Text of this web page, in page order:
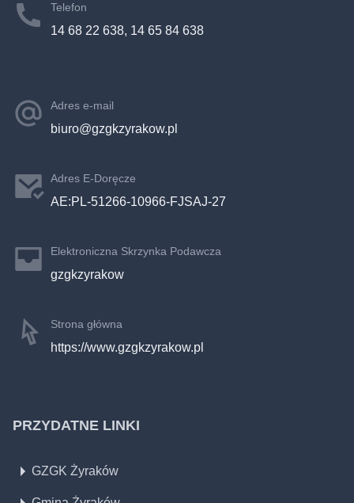
Telefon
14 68 22 638, 14 65 84 638
Adres e-mail
biuro@gzgkzyrakow.pl
Adres E-Doręcze
AE:PL-51266-10966-FJSAJ-27
Elektroniczna Skrzynka Podawcza
gzgkzyrakow
Strona główna
https://www.gzgkzyrakow.pl
PRZYDATNE LINKI
GZGK Żyraków